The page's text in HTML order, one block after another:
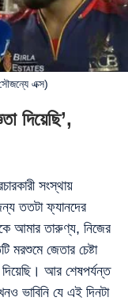
এক্স)
দিয়েছি’,
সংস্থায়
ততটা ফ্যানদের
আমার তারুণ্য, নিজের
মরশুমে জেতার চেষ্টা
দিয়েছি। আর শেষপর্যন্ত
ভাবিনি যে এই দিনটা